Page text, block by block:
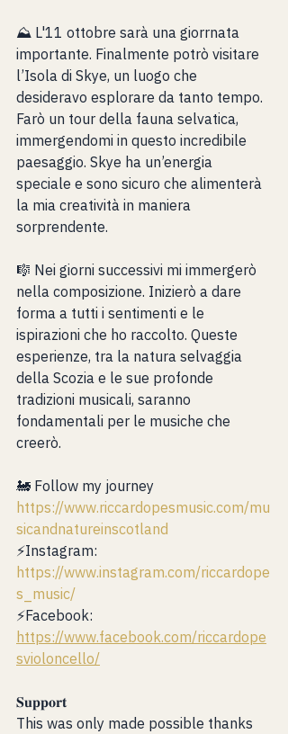
⛰️ L'11 ottobre sarà una giorrnata
importante. Finalmente potrò visitare
l’Isola di Skye, un luogo che
desideravo esplorare da tanto tempo.
Farò un tour della fauna selvatica,
immergendomi in questo incredibile
paesaggio. Skye ha un’energia
speciale e sono sicuro che alimenterà
la mia creatività in maniera
sorprendente.
🎼 Nei giorni successivi mi immergerò
nella composizione. Inizierò a dare
forma a tutti i sentimenti e le
ispirazioni che ho raccolto. Queste
esperienze, tra la natura selvaggia
della Scozia e le sue profonde
tradizioni musicali, saranno
fondamentali per le musiche che
creerò.
🚂 Follow my journey
https://www.riccardopesmusic.com/mu
sicandnatureinscotland
⚡️Instagram:
https://www.instagram.com/riccardope
s_music/
⚡️Facebook:
https://www.facebook.com/riccardope
svioloncello/
𝐒𝐮𝐩𝐩𝐨𝐫𝐭
This was only made possible thanks